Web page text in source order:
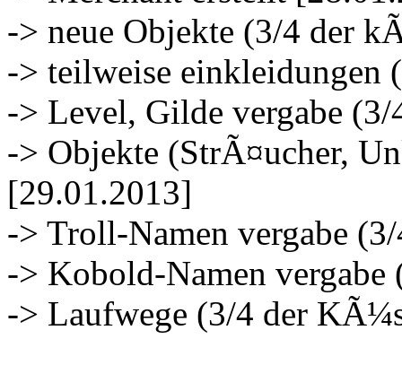
-> neue Objekte (3/4 der
-> teilweise
-> Level, Gilde vergabe
-> Objekte (StrÃ¤ucher,
[29.01.2013]
-> Troll-Namen vergabe
-> Kobold-Namen
-> Laufwege (3/4 der